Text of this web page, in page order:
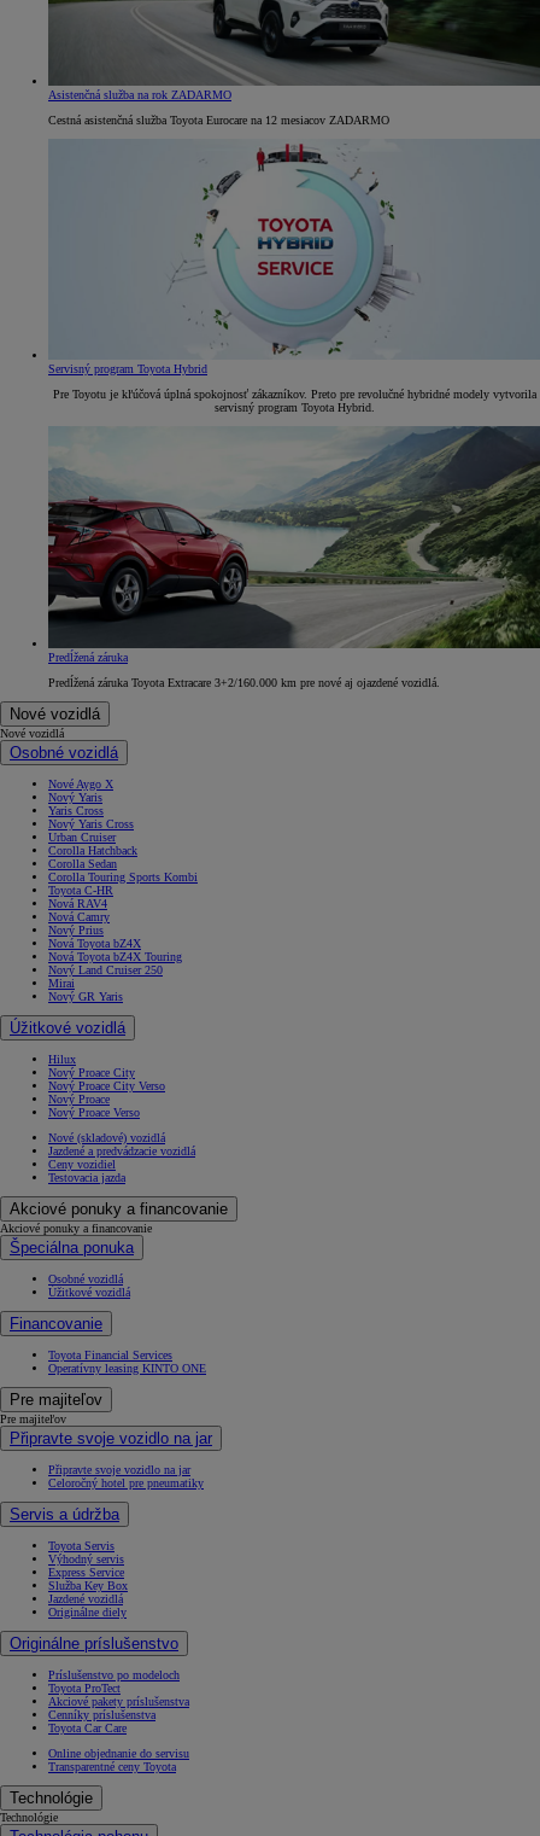
Asistenčná služba na rok ZADARMO
Cestná asistenčná služba Toyota Eurocare na 12 mesiacov ZADARMO
Servisný program Toyota Hybrid
Pre Toyotu je kľúčová úplná spokojnosť zákazníkov. Preto pre revolučné hybridné modely vytvorila
servisný program Toyota Hybrid.
Predĺžená záruka
Predĺžená záruka Toyota Extracare 3+2/160.000 km pre nové aj ojazdené vozidlá.
Nové vozidlá
Nové vozidlá
Osobné vozidlá
Nové Aygo X
Nový Yaris
Yaris Cross
Nový Yaris Cross
Urban Cruiser
Corolla Hatchback
Corolla Sedan
Corolla Touring Sports Kombi
Toyota C-HR
Nová RAV4
Nová Camry
Nový Prius
Nová Toyota bZ4X
Nová Toyota bZ4X Touring
Nový Land Cruiser 250
Mirai
Nový GR Yaris
Úžitkové vozidlá
Hilux
Nový Proace City
Nový Proace City Verso
Nový Proace
Nový Proace Verso
Nové (skladové) vozidlá
Jazdené a predvádzacie vozidlá
Ceny vozidiel
Testovacia jazda
Akciové ponuky a financovanie
Akciové ponuky a financovanie
Špeciálna ponuka
Osobné vozidlá
Úžitkové vozidlá
Financovanie
Toyota Financial Services
Operatívny leasing KINTO ONE
Pre majiteľov
Pre majiteľov
Připravte svoje vozidlo na jar
Připravte svoje vozidlo na jar
Celoročný hotel pre pneumatiky
Servis a údržba
Toyota Servis
Výhodný servis
Express Service
Služba Key Box
Jazdené vozidlá
Originálne diely
Originálne príslušenstvo
Príslušenstvo po modeloch
Toyota ProTect
Akciové pakety príslušenstva
Cenníky príslušenstva
Toyota Car Care
Online objednanie do servisu
Transparentné ceny Toyota
Technológie
Technológie